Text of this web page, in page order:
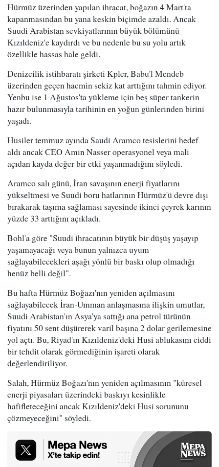
Hürmüz üzerinden yapılan ihracat, boğazın 4 Mart'ta
kapanmasından bu yana keskin biçimde azaldı. Ancak
Suudi Arabistan sevkiyatlarının büyük bölümünü
Kızıldeniz'e kaydırdı ve bu nedenle bu su yolu artık
özellikle hassas hale geldi.
Denizcilik istihbaratı şirketi Kpler, Babu'l Mendeb
üzerinden geçen hacmin sekiz kat arttığını tahmin ediyor.
Yenbu ise 1 Ağustos'ta yükleme için beş süper tankerin
hazır bulunmasıyla tarihinin en yoğun günlerinden birini
yaşadı.
Husiler temmuz ayında Saudi Aramco tesislerini hedef
aldı ancak CEO Amin Nasser operasyonel veya mali
açıdan kayda değer bir etki yaşanmadığını söyledi.
Aramco salı günü, İran savaşının enerji fiyatlarını
yükseltmesi ve Suudi boru hatlarının Hürmüz'ü devre dışı
bırakarak taşıma sağlaması sayesinde ikinci çeyrek karının
yüzde 33 arttığını açıkladı.
Bohl'a göre "Suudi ihracatının büyük bir düşüş yaşayıp
yaşamayacağı veya bunun yalnızca uyum
sağlayabilecekleri aşağı yönlü bir baskı olup olmadığı
henüz belli değil".
Bu hafta Hürmüz Boğazı'nın yeniden açılmasını
sağlayabilecek İran-Umman anlaşmasına ilişkin umutlar,
Suudi Arabistan'ın Asya'ya sattığı ana petrol türünün
fiyatını 50 sent düşürerek varil başına 2 dolar gerilemesine
yol açtı. Bu, Riyad'ın Kızıldeniz'deki Husi ablukasını ciddi
bir tehdit olarak görmediğinin işareti olarak
değerlendiriliyor.
Salah, Hürmüz Boğazı'nın yeniden açılmasının "küresel
enerji piyasaları üzerindeki baskıyı kesinlikle
hafifleteceğini ancak Kızıldeniz'deki Husi sorununu
çözmeyeceğini" söyledi.